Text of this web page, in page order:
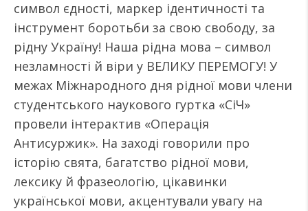
символ єдності, маркер ідентичності та
інструмент боротьби за свою свободу, за
рідну Україну! Наша рідна мова – символ
незламності й віри у ВЕЛИКУ ПЕРЕМОГУ! У
межах Міжнародного дня рідної мови члени
студентського наукового гуртка «СіЧ»
провели інтерактив «Операція
Антисуржик». На заході говорили про
історію свята, багатство рідної мови,
лексику й фразеологію, цікавинки
української мови, акцентували увагу на